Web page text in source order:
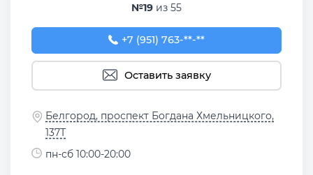
№19 из 55
+7 (951) 763-93-01
+7 (951) 763-**-**
Оставить заявку
Белгород, проспект Богдана Хмельницкого,
137Т
пн-сб 10:00-20:00